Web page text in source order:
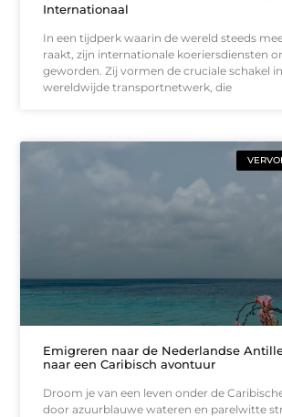
Internationaal
In een tijdperk waarin de wereld steeds
raakt, zijn internationale koeriersdiensten
geworden. Zij vormen de cruciale schakel
wereldwijde transportnetwerk, die
Emigreren naar de Nederlandse
naar een Caribisch avontuur
Droom je van een leven onder de
door azuurblauwe wateren en parelwitte